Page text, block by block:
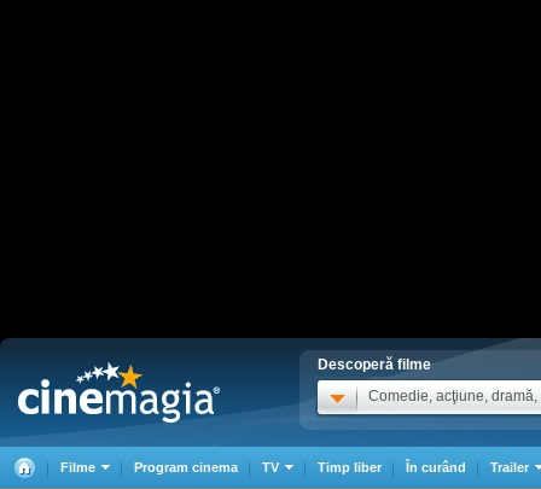
Descoperă filme
Comedie, acţiune, dramă,
Filme Program cinema TV Timp liber În curând Trailer